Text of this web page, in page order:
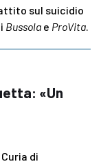
sul suicidio
Bussola e ProVita.
«Un
di